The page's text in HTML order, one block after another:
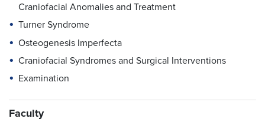
Craniofacial Anomalies and Treatment
Turner Syndrome
Osteogenesis Imperfecta
Craniofacial Syndromes and Surgical Interventions
Examination
Faculty